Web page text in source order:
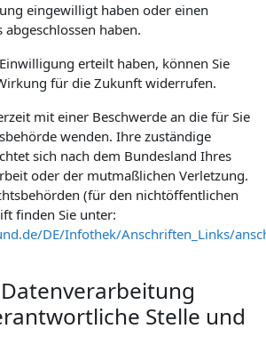
eingewilligt haben oder einen
haben.
erteilt haben, können Sie
für die Zukunft widerrufen.
mit einer Beschwerde an die für Sie
wenden. Ihre zuständige
sich nach dem Bundesland Ihres
oder der mutmaßlichen Verletzung.
(für den nichtöffentlichen
finden Sie unter:
DE/Infothek/Anschriften_Links/
Stelle und